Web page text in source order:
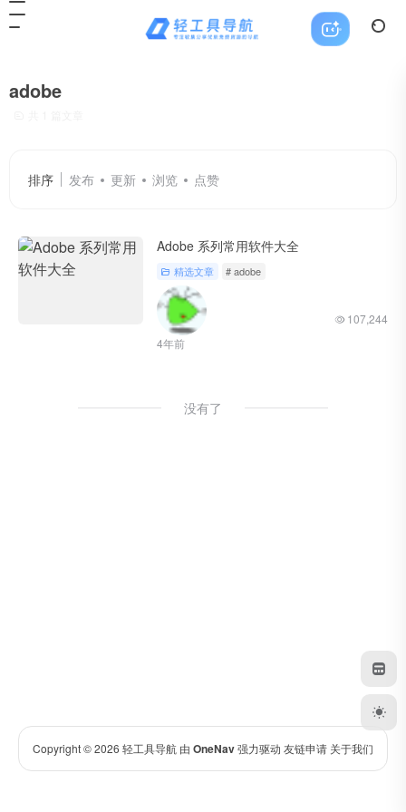
adobe
排序 发布 更新 浏览 点赞
Adobe 系列常用软件大全
精选文章 # adobe
4年前
107,244
没有了
Copyright © 2026 轻工具导航 由 OneNav强力驱动 友链申请 关于我们